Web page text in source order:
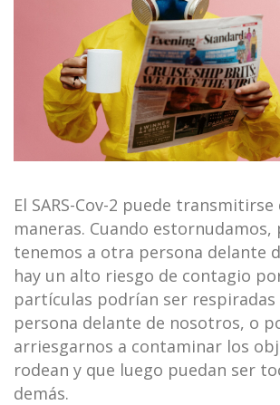
El SARS-Cov-2 puede transmitirse
maneras. Cuando
tenemos a otra persona delante
hay un alto riesgo de contagio
partículas podrían ser
persona delante de nosotros, o
arriesgarnos a contaminar los
rodean y que luego puedan ser
demás.